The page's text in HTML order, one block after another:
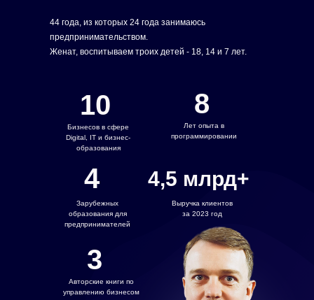
44 года, из которых 24 года занимаюсь
предпринимательством.
Женат, воспитываем троих детей - 18, 14 и 7 лет.
10
Бизнесов в сфере
Digital, IT и бизнес-
образования
8
Лет опыта в
программировании
4,5 млрд+
Выручка клиентов
за 2023 год
4
Зарубежных
образования для
предпринимателей
3
Авторские книги по
управлению бизнесом